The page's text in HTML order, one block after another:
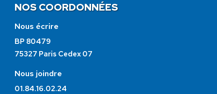
NOS COORDONNÉES
Nous écrire
BP 80479
75327 Paris Cedex 07
Nous joindre
01.84.16.02.24